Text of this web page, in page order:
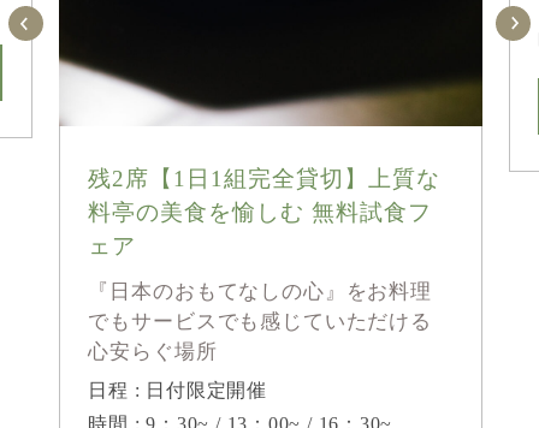
残2席【1日1組完全貸切】上質な
料亭の美食を愉しむ 無料試食フ
ェア
『日本のおもてなしの心』をお料理
でもサービスでも感じていただける
心安らぐ場所
日程 : 日付限定開催
時間 : 9：30~ / 13：00~ / 16：30~